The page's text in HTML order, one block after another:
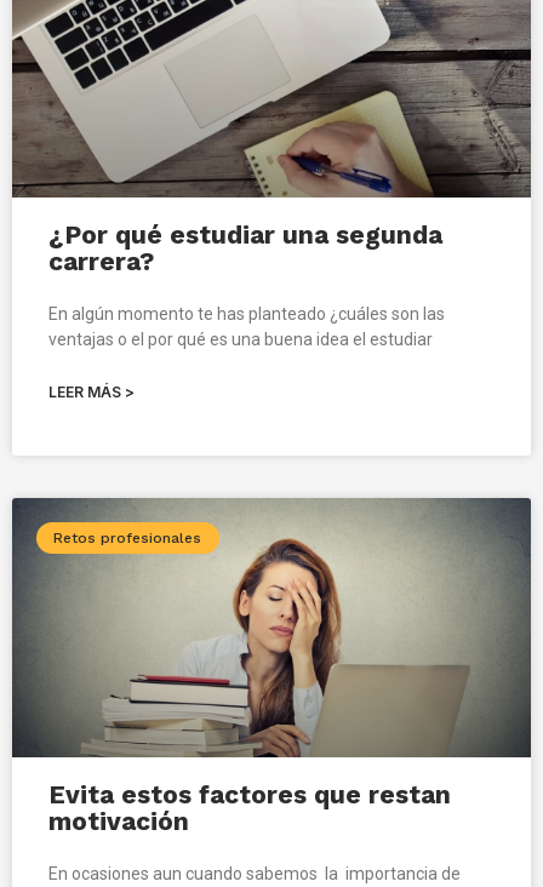
¿Por qué estudiar una segunda
carrera?
En algún momento te has planteado ¿cuáles son las
ventajas o el por qué es una buena idea el estudiar
LEER MÁS >
Retos profesionales
Evita estos factores que restan
motivación
En ocasiones aun cuando sabemos la importancia de